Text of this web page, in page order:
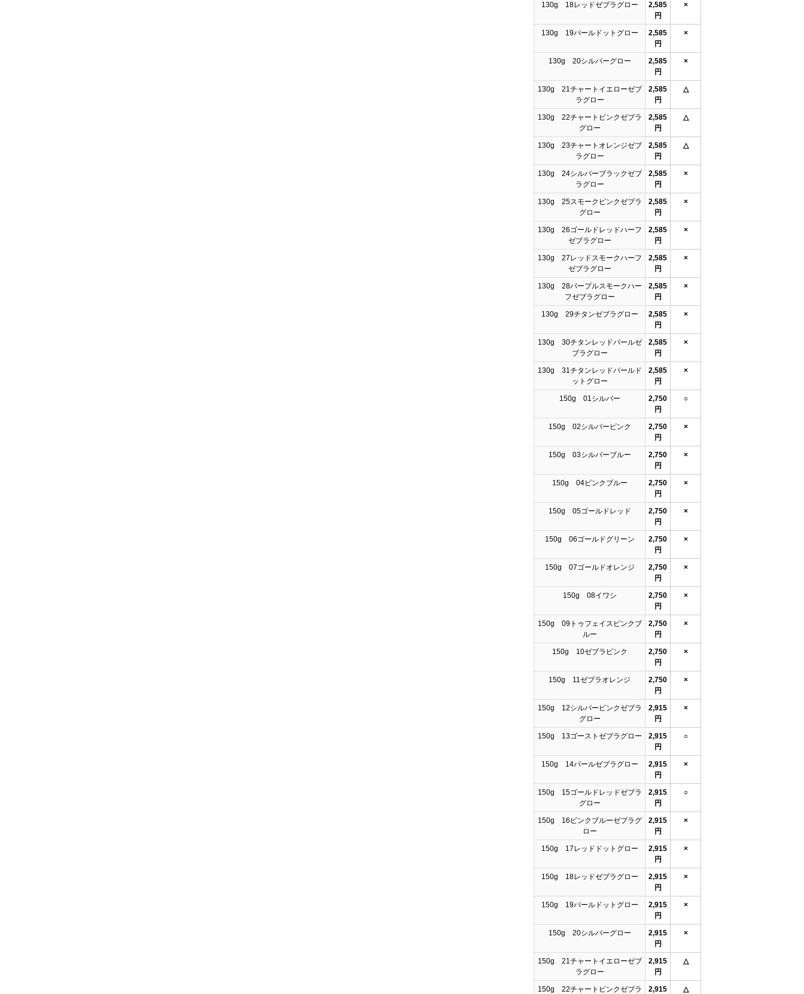
130g 18レッドゼブラグロー
2,585
円
×
130g 19パールドットグロー
2,585
円
×
130g 20シルバーグロー
2,585
円
×
130g 21チャートイエローゼブ
ラグロー
2,585
円
△
130g 22チャートピンクゼブラ
グロー
2,585
円
△
130g 23チャートオレンジゼブ
ラグロー
2,585
円
△
130g 24シルバーブラックゼブ
ラグロー
2,585
円
×
130g 25スモークピンクゼブラ
グロー
2,585
円
×
130g 26ゴールドレッドハーフ
ゼブラグロー
2,585
円
×
130g 27レッドスモークハーフ
ゼブラグロー
2,585
円
×
130g 28パープルスモークハー
フゼブラグロー
2,585
円
×
130g 29チタンゼブラグロー
2,585
円
×
130g 30チタンレッドパールゼ
ブラグロー
2,585
円
×
130g 31チタンレッドパールド
ットグロー
2,585
円
×
150g 01シルバー
2,750
円
○
150g 02シルバーピンク
2,750
円
×
150g 03シルバーブルー
2,750
円
×
150g 04ピンクブルー
2,750
円
×
150g 05ゴールドレッド
2,750
円
×
150g 06ゴールドグリーン
2,750
円
×
150g 07ゴールドオレンジ
2,750
円
×
150g 08イワシ
2,750
円
×
150g 09トゥフェイスピンクブ
ルー
2,750
円
×
150g 10ゼブラピンク
2,750
円
×
150g 11ゼブラオレンジ
2,750
円
×
150g 12シルバーピンクゼブラ
グロー
2,915
円
×
150g 13ゴーストゼブラグロー
2,915
円
○
150g 14パールゼブラグロー
2,915
円
×
150g 15ゴールドレッドゼブラ
グロー
2,915
円
○
150g 16ピンクブルーゼブラグ
ロー
2,915
円
×
150g 17レッドドットグロー
2,915
円
×
150g 18レッドゼブラグロー
2,915
円
×
150g 19パールドットグロー
2,915
円
×
150g 20シルバーグロー
2,915
円
×
150g 21チャートイエローゼブ
ラグロー
2,915
円
△
150g 22チャートピンクゼブラ 2,915 △